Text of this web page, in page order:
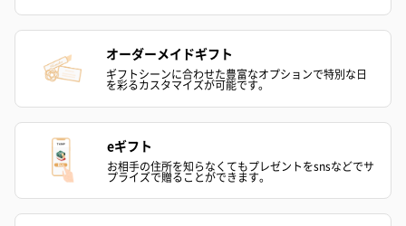
シーズンブーケ（ひま
わり）（1,880円）
ブーケ（ホワイトグリ
ーン）（1,650円）
ブーケ（ピン
（1,650円）
オーダーメイドギフト
ギフトシーンに合わせた豊富なオプションで特別な日
を彩るカスタマイズが可能です。
eギフト
お相手の住所を知らなくてもプレゼントをsnsなどでサ
プライズで贈ることができます。